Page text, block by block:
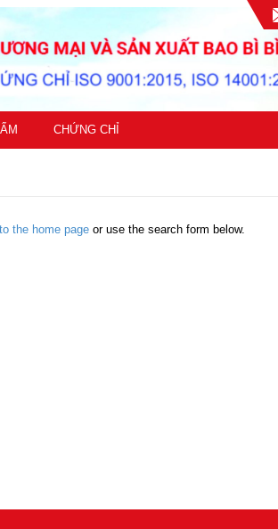
CHỨNG CHỈ
the home page or use the search form below.